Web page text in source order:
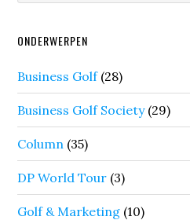
ONDERWERPEN
Business Golf(28)
Business Golf Society(29)
Column (35)
DP World Tour (3)
Golf & Marketing (10)